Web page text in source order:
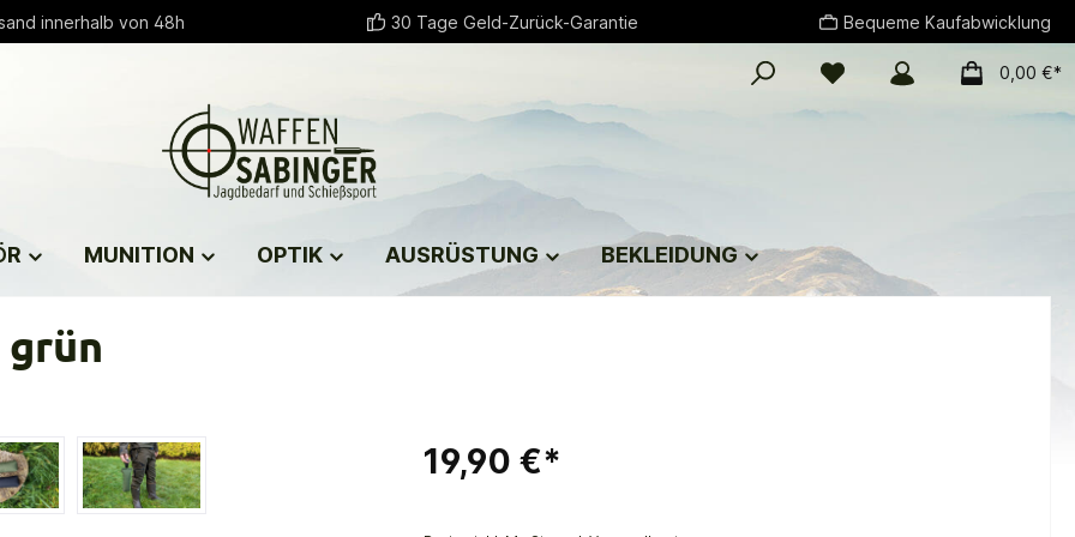
innerhalb von 48h 30 Tage Geld-Zurück-Garantie Bequeme Kaufabwicklung
0,00 €*
MUNITION OPTIK AUSRÜSTUNG BEKLEIDUNG
19,90 €*